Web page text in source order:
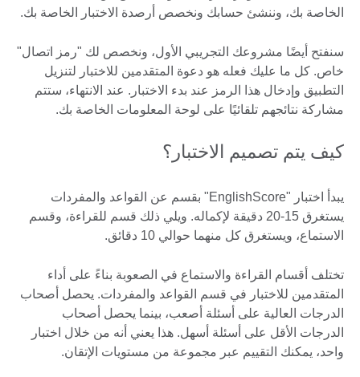
الخاصة بك، وننشئ حسابك ونخصص أرصدة الاختبار الخاصة بك.
سنفتح أيضًا مشروعك التجريبي الأول، ونخصص لك "رمز اتصال"
خاص. كل ما عليك فعله هو دعوة المتقدمين للاختبار لتنزيل
التطبيق وإدخال هذا الرمز عند بدء الاختبار. عند الانتهاء، ستتم
مشاركة نتائجهم تلقائيًا على لوحة المعلومات الخاصة بك.
كيف يتم تصميم الاختبار؟
يبدأ اختبار "EnglishScore" بقسم عن القواعد والمفردات
يستغرق 15-20 دقيقة لإكماله. ويلي ذلك قسم للقراءة، وقسم
الاستماع، ويستغرق كل منهما حوالي 10 دقائق.
تختلف أقسام القراءة والاستماع في الصعوبة بناءً على أداء
المتقدمين للاختبار في قسم القواعد والمفردات. يحصل أصحاب
الدرجات العالية على أسئلة أصعب، بينما يحصل أصحاب
الدرجات الأقل على أسئلة أسهل. هذا يعني أنه من خلال اختبار
واحد، يمكنك التقييم عبر مجموعة من مستويات الإتقان.